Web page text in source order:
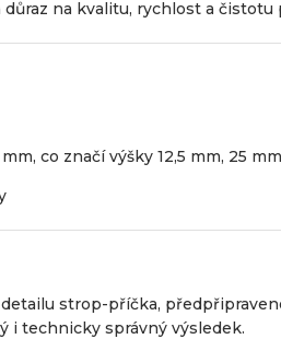
na kvalitu, rychlost a čistotu
co značí výšky 12,5 mm, 25
strop-příčka,
i technicky správný výsledek.